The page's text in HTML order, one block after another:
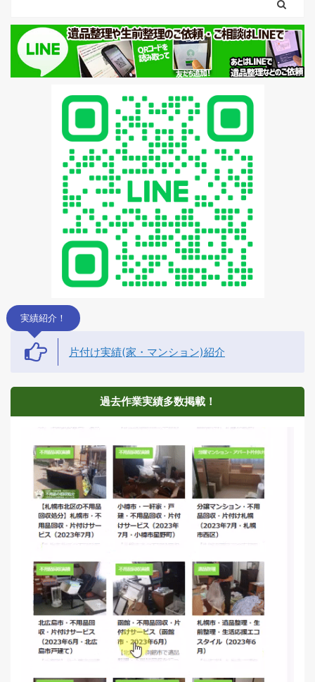
遺品整理・生前整理・家
の片付けを行っておりま
す。今回は、老人ホーム
への入居に伴うご自宅の
不用品回収作業をご依頼
いただき対応させていた
だきました。 「施設への
入居が決まり、自宅の荷
物を整理する必要があ
る」「家の中だけでなく
車庫や物置も片付けた
い」このようなお悩みか
らご相談をいただくケ ...
実績紹介！
片付け実績(家・マンション)紹介
過去作業実績多数掲載！